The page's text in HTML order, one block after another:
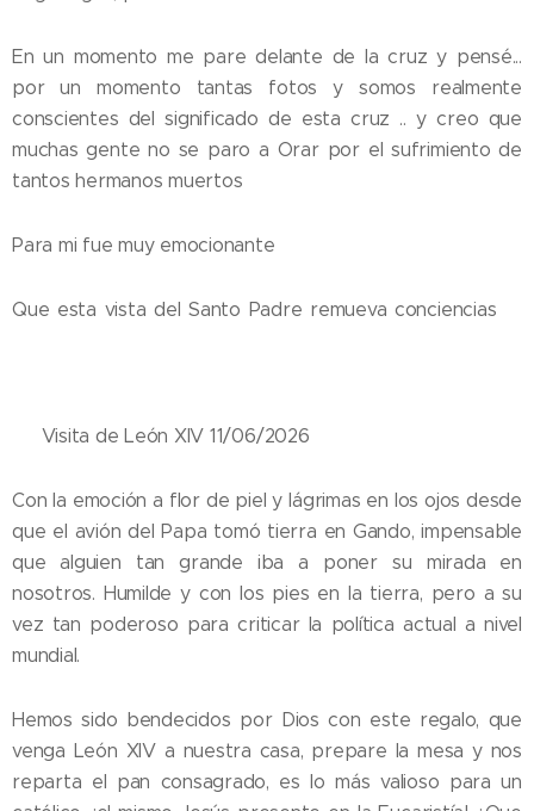
En un momento me pare delante de la cruz y pensé...
por un momento tantas fotos y somos realmente
conscientes del significado de esta cruz .. y creo que
muchas gente no se paro a Orar por el sufrimiento de
tantos hermanos muertos
Para mi fue muy emocionante
Que esta vista del Santo Padre remueva conciencias🙏
💛 Visita de León XIV 11/06/2026
Con la emoción a flor de piel y lágrimas en los ojos desde
que el avión del Papa tomó tierra en Gando, impensable
que alguien tan grande iba a poner su mirada en
nosotros. Humilde y con los pies en la tierra, pero a su
vez tan poderoso para criticar la política actual a nivel
mundial.
Hemos sido bendecidos por Dios con este regalo, que
venga León XIV a nuestra casa, prepare la mesa y nos
reparta el pan consagrado, es lo más valioso para un